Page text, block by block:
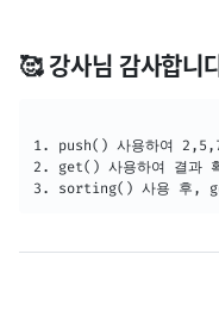
🥰 강사님 감사합니
1. push() 사용하여
2. get() 사용하여 결과
3. sorting() 사용 후,